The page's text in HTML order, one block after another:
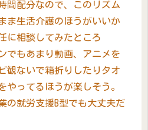
間配分なので、このリズム
ま生活介護のほうがいいか
に相談してみたところ
でもあまり動画、アニメを
観ないで箱折りしたりタオ
やってるほうが楽しそう。
の就労支援B型でも大丈夫だ